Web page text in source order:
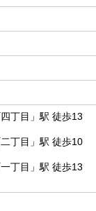
丁目」駅 徒歩13
丁目」駅 徒歩10
丁目」駅 徒歩13